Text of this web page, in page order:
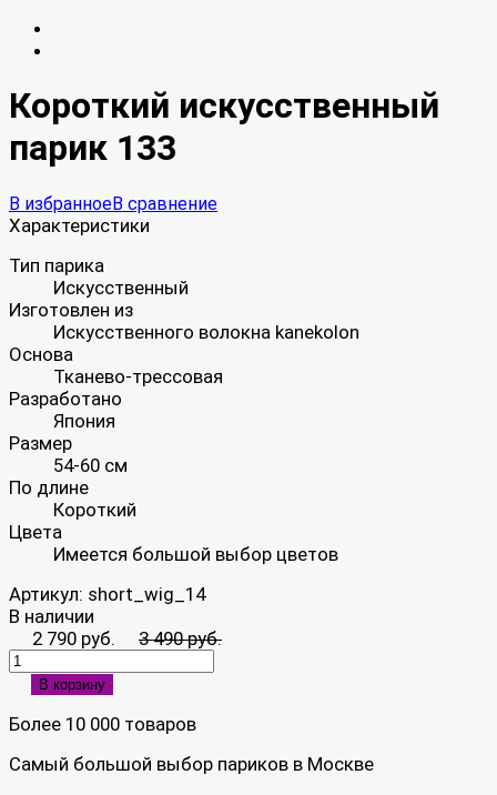
Короткий искусственный
парик 133
В избранноеВ сравнение
Характеристики
Тип парика
Искусственный
Изготовлен из
Искусственного волокна kanekolon
Основа
Тканево-трессовая
Разработано
Япония
Размер
54-60 см
По длине
Короткий
Цвета
Имеется большой выбор цветов
Артикул: short_wig_14
В наличии
2 790 руб.
3 490 руб.
В корзину
Более 10 000 товаров
Самый большой выбор париков в Москве